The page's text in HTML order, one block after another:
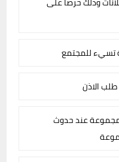
تسيء للمجتمع
الاذن
عند حدوث